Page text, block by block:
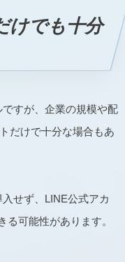
けでも十分
すが、企業の規模や配
だけで十分な場合もあ
せず、LINE公式アカ
可能性があります。